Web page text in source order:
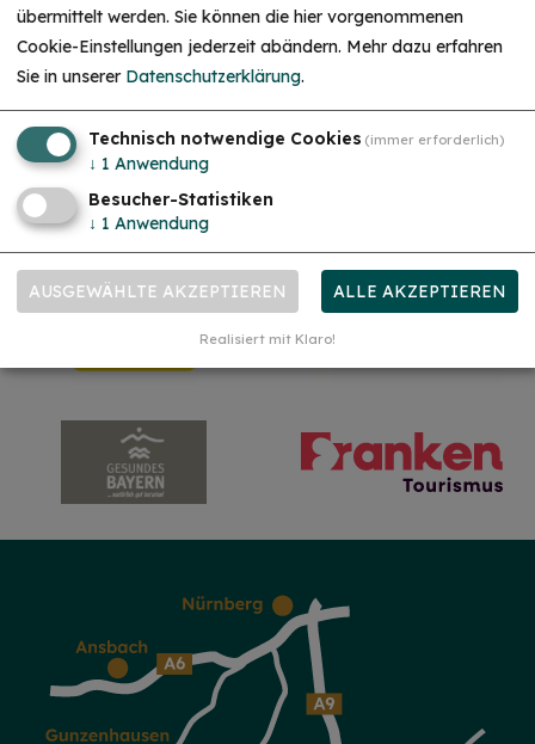
Unsere Partner
mehr
übermittelt werden. Sie können die hier vorgenommenen
Cookie-Einstellungen jederzeit abändern. Mehr dazu erfahren
Sie in unserer Datenschutzerklärung.
Technisch notwendige Cookies (immer erforderlich)
↓ 1 Anwendung
Besucher-Statistiken
↓ 1 Anwendung
AUSGEWÄHLTE AKZEPTIEREN ALLE AKZEPTIEREN
Realisiert mit Klaro!